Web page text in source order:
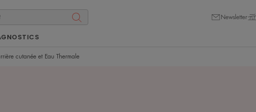
Newsletter
cutanée et Eau Thermale